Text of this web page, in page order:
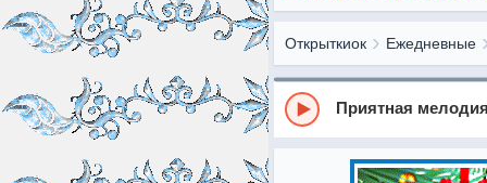
Открыткиок Ежедневные
Приятная